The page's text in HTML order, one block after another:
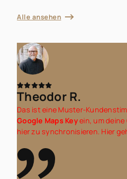
Alle ansehen
Theodor R.
Das ist eine Muster-
Google Maps Keyein, um
hier zu synchronisieren. Hier